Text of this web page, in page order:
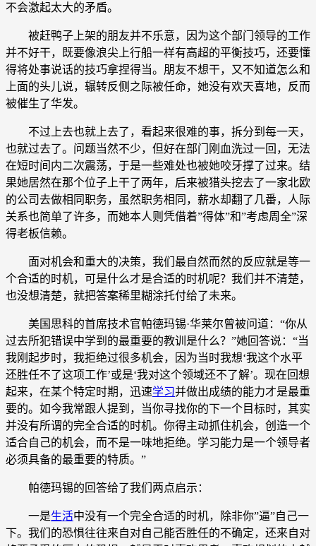
不会激起太大的矛盾。
被赶鸭子上架的朋友并不乐意，因为这个部门领导的工作
并不好干，既要像浪尖上行船一样有高超的平衡技巧，还要懂
得将处事说话的技巧拿捏得当。朋友不想干，又不知道怎么和
上面的头儿说，辗转反侧之际被任命，她没有欢天喜地，反而
被催生了华发。
不过上去也就上去了，看起来很难的事，拆分到每一天，
也就过去了。问题当然不少，但好在部门刚血洗过一回，无法
在短时间内二次震荡，于是一些难处也被她咬牙撑了过来。结
果她居然在那个位子上干了两年，后来被猎头挖去了一家北欧
的公司去做相同职务，虽然职务相同，薪水却翻了几番，人际
关系也简单了许多，而她本人则凭借着”得体”和”考虑周全”深
得老板信赖。
面对机会和重大的决策，我们最自然而然的反应就是等一
个合适的时机，可是什么才是合适的时机呢？我们并不清楚，
也没想清楚，就把答案稀里糊涂托付给了未来。
美国思科的首席技术官帕德玛锡·华莱尔曾被问道：“你从
过去所犯错误中学到的最重要的教训是什么？”她回答说：“当
我刚起步时，我拒绝过很多机会，因为当时我想‘我这个水平
还胜任不了这项工作’或是‘我对这个领域还不了解’。现在回想
起来，在某个特定时期，迅速学习并做出成绩的能力才是最重
要的。如今我常跟人提到，当你寻找你的下一个目标时，其实
并没有所谓的完全合适的时机。你得主动抓住机会，创造一个
适合自己的机会，而不是一味地拒绝。学习能力是一个领导者
必须具备的最重要的特质。”
帕德玛锡的回答给了我们两点启示：
一是生活中没有一个完全合适的时机，除非你”逼”自己一
下。我们的恐惧往往来自对自己能否胜任的不确定，还来自对